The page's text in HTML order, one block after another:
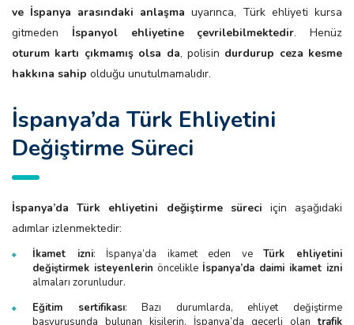
ve İspanya arasındaki anlaşma uyarınca, Türk ehliyeti kursa
gitmeden İspanyol ehliyetine çevrilebilmektedir. Henüz
oturum kartı çıkmamış olsa da, polisin durdurup ceza kesme
hakkına sahip olduğu unutulmamalıdır.
İspanya’da Türk Ehliyetini
Değiştirme Süreci
İspanya’da Türk ehliyetini değiştirme süreci için aşağıdaki
adımlar izlenmektedir:
İkamet izni: İspanya’da ikamet eden veTürk ehliyetini
değiştirmek isteyenlerin öncelikle İspanya’da daimi ikamet izni
almaları zorunludur.
Eğitim sertifikası: Bazı durumlarda, ehliyet değiştirme
başvurusunda bulunan kişilerin, İspanya’da geçerli olantrafik